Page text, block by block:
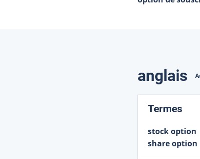
anglais
Termes
stock option
share option